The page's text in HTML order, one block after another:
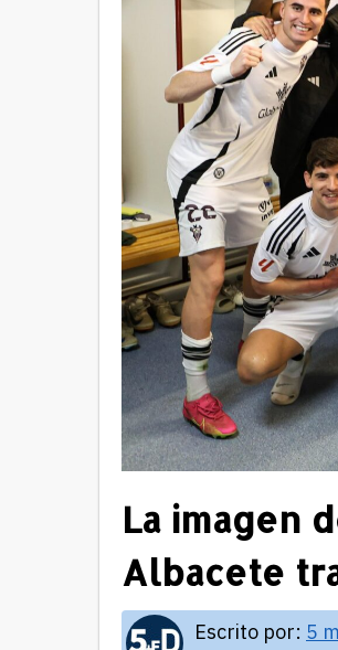
La imagen
Albacete
Escrito por: 5